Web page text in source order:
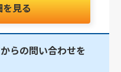
見る
らの問い合わせを